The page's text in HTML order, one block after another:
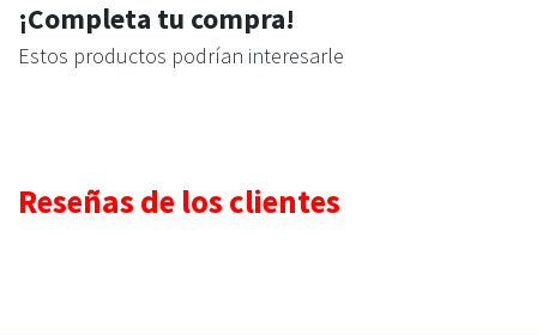
¡Completa tu compra!
Estos productos podrían interesarle
Reseñas de los clientes